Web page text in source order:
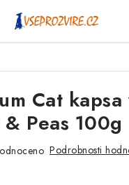
Cat
Peas 100g
Podrobnosti